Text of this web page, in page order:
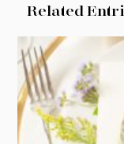
Related